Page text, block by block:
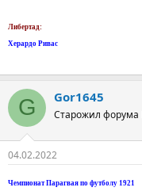
Либертад:
Херардо Ривас
G Gor1645
Старожил форума
04.02.2022
Чемпионат Парагвая по футболу 1921